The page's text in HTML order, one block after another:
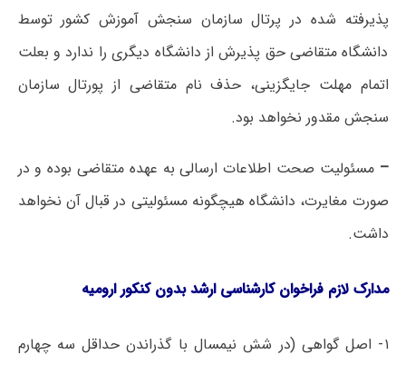
پذیرفته شده در پرتال سازمان سنجش آموزش کشور توسط
دانشگاه متقاضی حق پذیرش از دانشگاه دیگری را ندارد و بعلت
اتمام مهلت جایگزینی، حذف نام متقاضی از پورتال سازمان
سنجش مقدور نخواهد بود.
–مسئولیت صحت اطلاعات ارسالی به عهده متقاضی بوده و در
صورت مغایرت، دانشگاه هیچگونه مسئولیتی در قبال آن نخواهد
داشت.
مدارک لازم فراخوان کارشناسی ارشد بدون کنکور ارومیه
۱- اصل گواهی (در شش نیمسال با گذراندن حداقل سه چهارم